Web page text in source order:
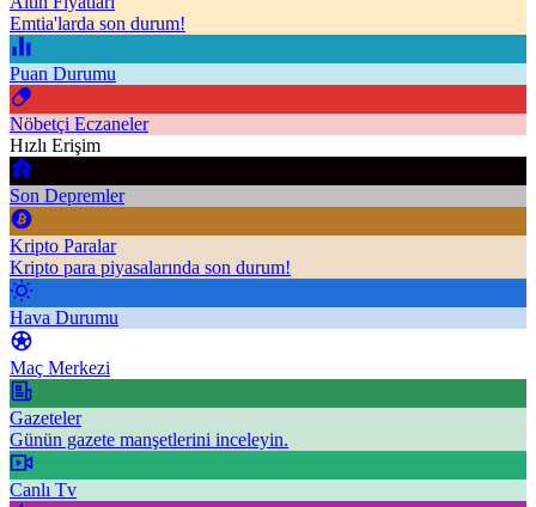
Emtia'larda son durum!
Puan Durumu
Nöbetçi Eczaneler
Hızlı Erişim
Son Depremler
Kripto Paralar
Kripto para piyasalarında son durum!
Hava Durumu
Maç Merkezi
Gazeteler
Günün gazete manşetlerini inceleyin.
Canlı Tv